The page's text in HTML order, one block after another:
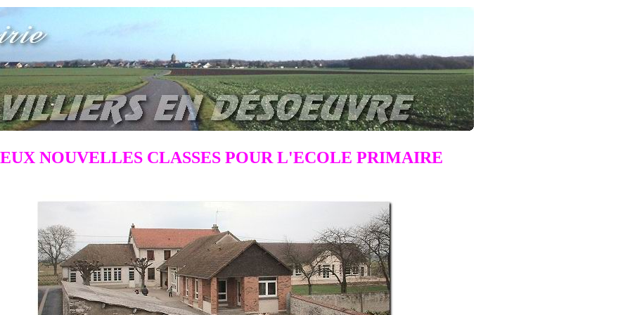
NOUVELLES CLASSES POUR L'ECOLE PRIMAIRE